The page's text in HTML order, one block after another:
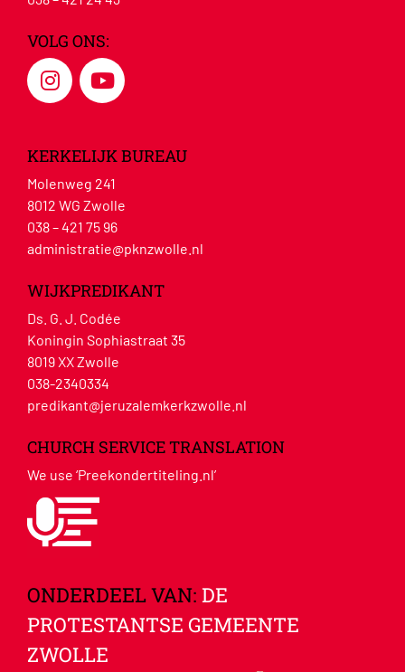
VOLG ONS:
KERKELIJK BUREAU
Molenweg 241
8012 WG Zwolle
038 – 421 75 96
administratie@pknzwolle.nl
WIJKPREDIKANT
Ds. G. J. Codée
Koningin Sophiastraat 35
8019 XX Zwolle
038-2340334
predikant@jeruzalemkerkzwolle.nl
CHURCH SERVICE TRANSLATION
We use ‘Preekondertiteling.nl’
ONDERDEEL VAN: DE
PROTESTANTSE GEMEENTE
ZWOLLE